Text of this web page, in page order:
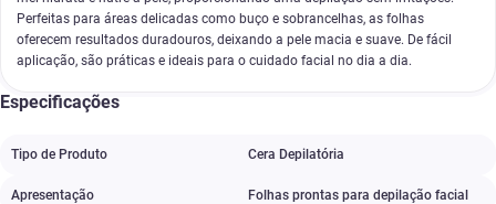
Perfeitas para áreas delicadas como buço e sobrancelhas, as folhas
oferecem resultados duradouros, deixando a pele macia e suave. De fácil
aplicação, são práticas e ideais para o cuidado facial no dia a dia.
Especificações
Tipo de Produto Cera Depilatória
Apresentação Folhas prontas para depilação facial